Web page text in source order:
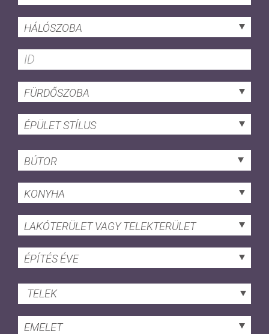
HÁLÓSZOBA
FÜRDŐSZOBA
ÉPÜLET STÍLUS
BÚTOR
KONYHA
LAKÓTERÜLET VAGY TELEKTERÜLET
ÉPÍTÉS ÉVE
TELEK
EMELET